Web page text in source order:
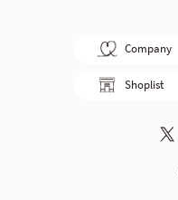
Company
Shoplist